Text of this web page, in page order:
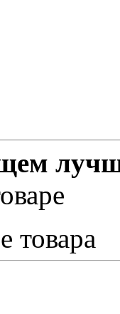
товара